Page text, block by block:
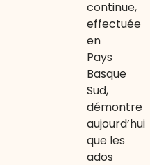
continue,
effectuée
en
Pays
Basque
Sud,
démontre
aujourd’hui
que les
ados